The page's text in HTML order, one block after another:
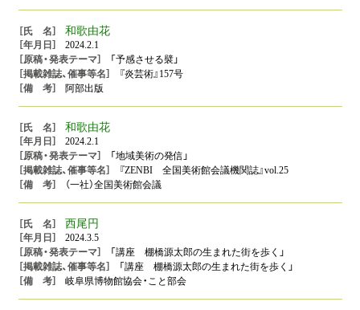
和歌由花
2024.2.1
「予感させる襞」
『炎芸術』157号
阿部出版
和歌由花
2024.2.1
「地域美術の発信」
『ZENBI 全国美術館会議機関誌』vol.25
（一社）全国美術館会議
西尾円
2024.3.5
「講座 棚橋源太郎の生まれた街を歩く」
「講座 棚橋源太郎の生まれた街を歩く」
岐阜県博物館協会・こと部会